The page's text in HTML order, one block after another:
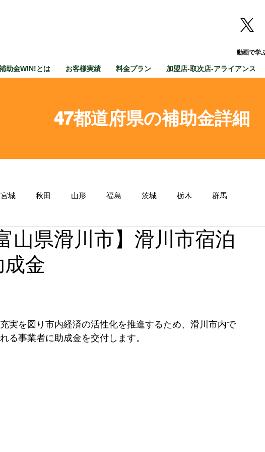
動画で学
助金WIN!とは お客様実績 料金プラン 加盟店-取次店-アライアンス
47都道府県の補助金詳細
宮城 秋田 山形 福島 茨城 栃木 群馬
富山 石川 福井 山梨 岐阜 静岡
兵庫
山県滑川市】滑川市宿泊
金
実を図り市内経済の活性化を推進するため、滑川市内で
る事業者に助成金を交付します。